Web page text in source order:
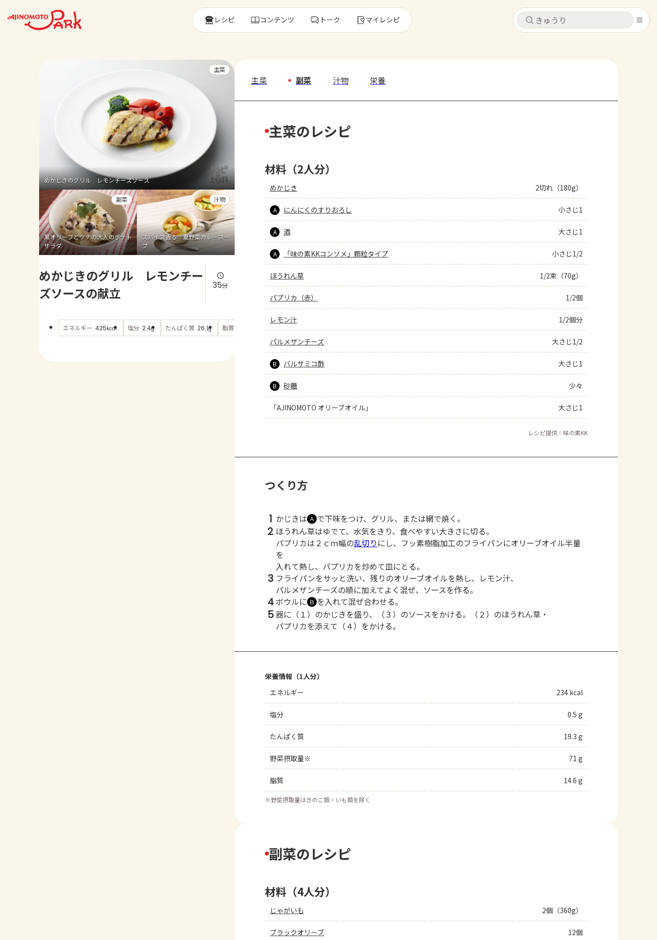
キャンセル
よくあるお問い合わせ
お買い物
キャンセル
レシピ コンテンツ トーク マイレシピ
めかじきのグリル レモンチーズソース
主菜
黒オリーブとツナの大人のポテト
サラダ
副菜
スパイス香る 夏野菜カレースー
プ
汁物
めかじきのグリル レモンチー
ズソースの献立
35分
エネルギー 425kcal 塩分 2.4g たんぱく質 26.1g 脂質 もっと見る
主菜 副菜 汁物 栄養
主菜のレシピ
材料（2人分）
めかじき 2切れ（180g）
A にんにくのすりおろし 小さじ1
A 酒 大さじ1
A 「味の素KKコンソメ」顆粒タイプ 小さじ1/2
ほうれん草 1/2束（70g）
パプリカ（赤） 1/2個
レモン汁 1/2個分
パルメザンチーズ 大さじ1/2
B バルサミコ酢 大さじ1
B 砂糖 少々
「AJINOMOTO オリーブオイル」 大さじ1
レシピ提供：味の素KK
つくり方
1 かじきは Ａ で下味をつけ、グリル、または網で焼く。
2 ほうれん草はゆでて、水気をきり、食べやすい大きさに切る。
パプリカは２ｃｍ幅の乱切り にし、フッ素樹脂加工のフライパンにオリーブオイル半量
を
入れて熱し、パプリカを炒めて皿にとる。
3 フライパンをサッと洗い、残りのオリーブオイルを熱し、レモン汁、
パルメザンチーズの順に加えてよく混ぜ、ソースを作る。
4 ボウルに Ｂ を入れて混ぜ合わせる。
5器に（１）のかじきを盛り、（３）のソースをかける。（２）のほうれん草・
パプリカを添えて（４）をかける。
栄養情報（1人分）
エネルギー
234 kcal
塩分 0.5 g
たんぱく質 19.3 g
野菜摂取量※ 71 g
脂質 14.6 g
※野菜摂取量はきのこ類・いも類を除く
副菜のレシピ
材料（4人分）
じゃがいも 2個（360g）
ブラックオリーブ 12個